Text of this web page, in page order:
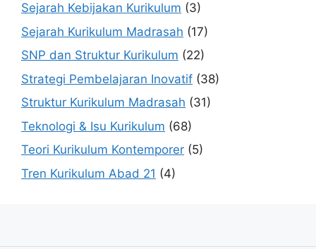
Sejarah Kebijakan Kurikulum (3)
Sejarah Kurikulum Madrasah (17)
SNP dan Struktur Kurikulum (22)
Strategi Pembelajaran Inovatif (38)
Struktur Kurikulum Madrasah (31)
Teknologi & Isu Kurikulum (68)
Teori Kurikulum Kontemporer (5)
Tren Kurikulum Abad 21 (4)